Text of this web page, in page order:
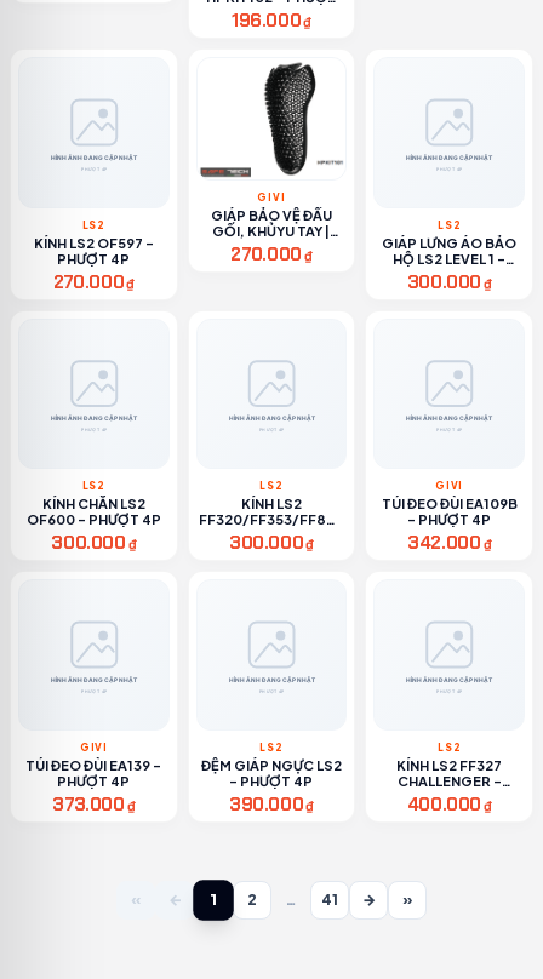
4P
196.000₫
LS2
KÍNH LS2 OF597 -
PHƯỢT 4P
270.000₫
GIVI
GIÁP BẢO VỆ ĐẦU
GỐI, KHỦYU TAY |
HPKIT101 - PHƯỢT
4P
270.000 ₫
LS2
GIÁP LƯNG ÁO BẢO
HỘ LS2 LEVEL 1 -
PHƯỢT 4P
300.000 ₫
LS2
KÍNH CHẮN LS2
OF600 - PHƯỢT 4P
300.000 ₫
LS2
KÍNH LS2
FF320/FF353/FF800
- PHƯỢT 4P
300.000₫
GIVI
TÚI ĐEO ĐÙI EA109B
- PHƯỢT 4P
342.000 ₫
GIVI
TÚI ĐEO ĐÙI EA139 -
PHƯỢT 4P
373.000 ₫
LS2
ĐỆM GIÁP NGỰC LS2
- PHƯỢT 4P
390.000₫
LS2
KÍNH LS2 FF327
CHALLENGER -
PHƯỢT 4P
400.000 ₫
« ← 1 2 … 41 → »